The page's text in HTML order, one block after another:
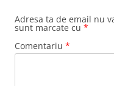
Adresa ta de email nu
sunt marcate cu *
Comentariu *